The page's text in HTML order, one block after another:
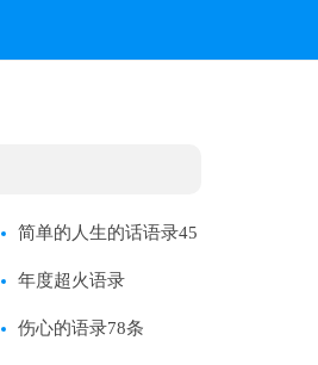
简单的人生的话语录45
条年度超火语录
伤心的语录78条